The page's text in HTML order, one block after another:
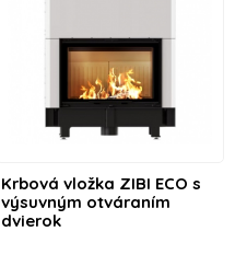
Krbová vložka ZIBI ECO s
výsuvným otváraním
dvierok